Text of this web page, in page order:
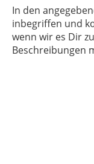
In den
inbegriffen und
wenn wir es Dir
Beschreibungen